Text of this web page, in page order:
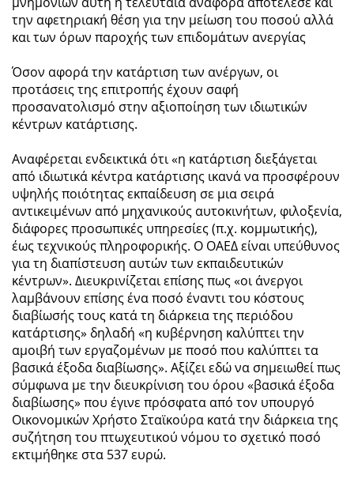
την αφετηριακή θέση για την μείωση του ποσού αλλά
και των όρων παροχής των επιδομάτων ανεργίας
Όσον αφορά την κατάρτιση των ανέργων, οι
προτάσεις της επιτροπής έχουν σαφή
προσανατολισμό στην αξιοποίηση των ιδιωτικών
κέντρων κατάρτισης.
Αναφέρεται ενδεικτικά ότι «η κατάρτιση διεξάγεται
από ιδιωτικά κέντρα κατάρτισης ικανά να προσφέρουν
υψηλής ποιότητας εκπαίδευση σε μια σειρά
αντικειμένων από μηχανικούς αυτοκινήτων, φιλοξενία,
διάφορες προσωπικές υπηρεσίες (π.χ. κομμωτικής),
έως τεχνικούς πληροφορικής. Ο ΟΑΕΔ είναι υπεύθυνος
για τη διαπίστευση αυτών των εκπαιδευτικών
κέντρων». Διευκρινίζεται επίσης πως «οι άνεργοι
λαμβάνουν επίσης ένα ποσό έναντι του κόστους
διαβίωσής τους κατά τη διάρκεια της περιόδου
κατάρτισης» δηλαδή «η κυβέρνηση καλύπτει την
αμοιβή των εργαζομένων με ποσό που καλύπτει τα
βασικά έξοδα διαβίωσης». Αξίζει εδώ να σημειωθεί πως
σύμφωνα με την διευκρίνιση του όρου «βασικά έξοδα
διαβίωσης» που έγινε πρόσφατα από τον υπουργό
Οικονομικών Χρήστο Σταϊκούρα κατά την διάρκεια της
συζήτηση του πτωχευτικού νόμου το σχετικό ποσό
εκτιμήθηκε στα 537 ευρώ.